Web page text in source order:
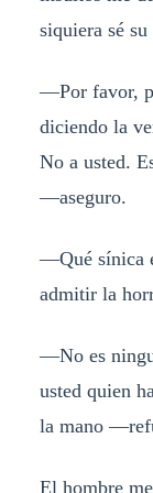
siquiera sé
—Por favor,
diciendo la
No a usted.
—aseguro.
—Qué sínica
admitir la
—No es
usted quien
la mano
El hombre